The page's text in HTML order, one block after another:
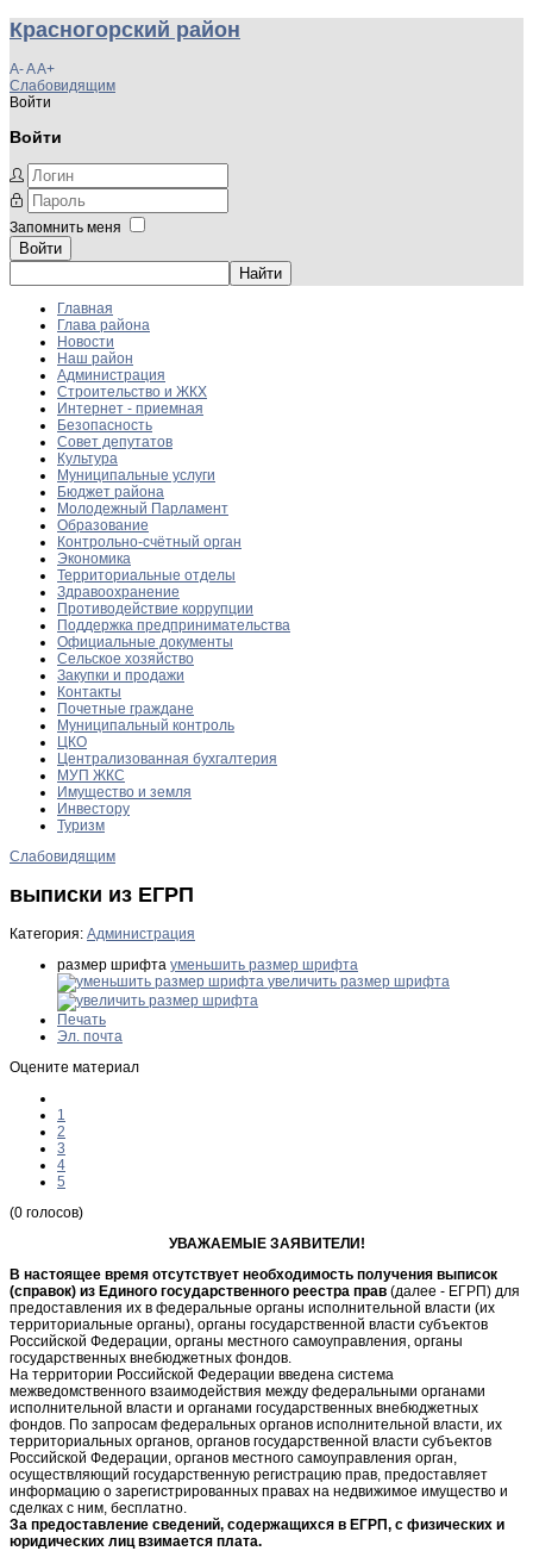
Красногорский район
A-AA+
Слабовидящим
Войти
Войти
Запомнить меня
Войти
Главная
Глава района
Новости
Наш район
Администрация
Строительство и ЖКХ
Интернет - приемная
Безопасность
Совет депутатов
Культура
Муниципальные услуги
Бюджет района
Молодежный Парламент
Образование
Контрольно-счётный орган
Экономика
Территориальные отделы
Здравоохранение
Противодействие коррупции
Поддержка предпринимательства
Официальные документы
Сельское хозяйство
Закупки и продажи
Контакты
Почетные граждане
Муниципальный контроль
ЦКО
Централизованная бухгалтерия
МУП ЖКС
Имущество и земля
Инвестору
Туризм
Слабовидящим
выписки из ЕГРП
Категория: Администрация
размер шрифта уменьшить размер шрифта
увеличить размер шрифта
Печать
Эл. почта
Оцените материал
1
2
3
4
5
(0 голосов)
УВАЖАЕМЫЕ ЗАЯВИТЕЛИ!
В настоящее время отсутствует необходимость получения выписок
(справок) из Единого государственного реестра прав (далее - ЕГРП) для
предоставления их в федеральные органы исполнительной власти (их
территориальные органы), органы государственной власти субъектов
Российской Федерации, органы местного самоуправления, органы
государственных внебюджетных фондов.
На территории Российской Федерации введена система
межведомственного взаимодействия между федеральными органами
исполнительной власти и органами государственных внебюджетных
фондов. По запросам федеральных органов исполнительной власти, их
территориальных органов, органов государственной власти субъектов
Российской Федерации, органов местного самоуправления орган,
осуществляющий государственную регистрацию прав, предоставляет
информацию о зарегистрированных правах на недвижимое имущество и
сделках с ним, бесплатно.
За предоставление сведений, содержащихся в ЕГРП, с физических и
юридических лиц взимается плата.